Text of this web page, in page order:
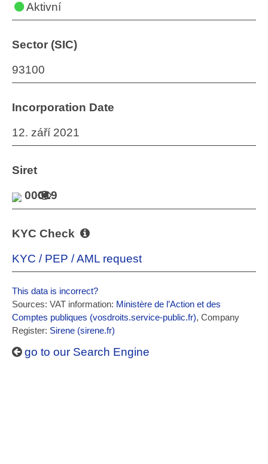
Aktivní
Sector (SIC)
93100
Incorporation Date
12. září 2021
Siret
00019
KYC Check
KYC / PEP / AML request
This data is incorrect?
Sources: VAT information: Ministère de l’Action et des
Comptes publiques (vosdroits.service-public.fr), Company
Register: Sirene (sirene.fr)
go to our Search Engine